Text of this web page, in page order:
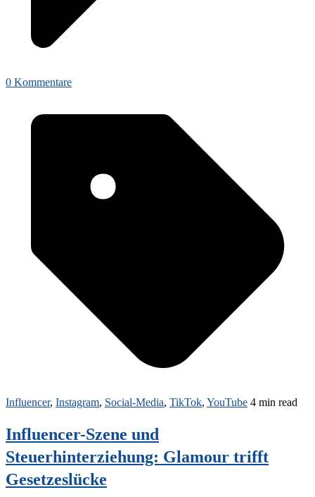
0 Kommentare
Influencer, Instagram, Social-Media, TikTok, YouTube 4 min read
Influencer-Szene und
Steuerhinterziehung: Glamour trifft
Gesetzeslücke